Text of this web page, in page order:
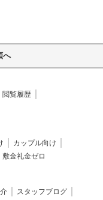
へ
閲覧履歴
カップル向け
敷金礼金ゼロ
スタッフブログ